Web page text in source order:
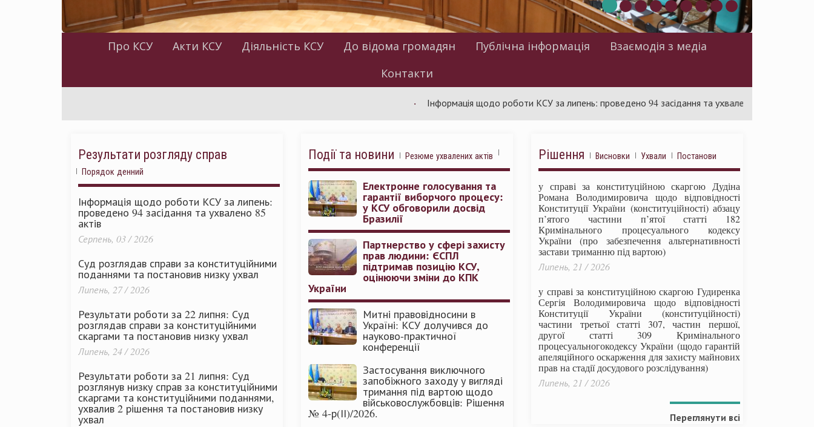
Про КСУ Акти КСУ Діяльність КСУ До відома громадян Публічна інформація
Взаємодія з медіа
Контакти
Інформація щодо роботи КСУ за липень: проведено 94 засідання та ухвалено 85 актів
Результати розгляду справ
Порядок денний
Інформація щодо роботи КСУ за липень:
проведено 94 засідання та ухвалено 85
актів
Серпень, 03 / 2026
Суд розглядав справи за конституційними
поданнями та постановив низку ухвал
Липень, 27 / 2026
Результати роботи за 22 липня: Суд
розглядав справи за конституційними
скаргами та постановив низку ухвал
Липень, 24 / 2026
Результати роботи за 21 липня: Суд
розглянув низку справ за конституційними
скаргами та конституційними поданнями,
ухвалив 2 рішення та постановив низку
ухвал
Події та новини Резюме ухвалених актів
Електронне голосування та
гарантії виборчого процесу:
у КСУ обговорили досвід
Бразилії
Партнерство у сфері захисту
прав людини: ЄСПЛ
підтримав позицію КСУ,
оцінюючи зміни до КПК
України
Митні правовідносини в
Україні: КСУ долучився до
науково-практичної
конференції
Застосування виключного
запобіжного заходу у вигляді
тримання під вартою щодо
військовослужбовців: Рішення
№ 4-р(ІІ)/2026.
Рішення Висновки Ухвали Постанови
у справі за конституційною скаргою Дудіна
Романа Володимировича щодо відповідності
Конституції України (конституційності) абзацу
п’ятого частини п’ятої статті 182
Кримінального процесуального кодексу
України (про забезпечення альтернативності
застави триманню під вартою)
Липень, 21 / 2026
у справі за конституційною скаргою Гудиренка
Сергія Володимировича щодо відповідності
Конституції України (конституційності)
частини третьої статті 307, частин першої,
другої статті 309 Кримінального
процесуальногокодексу України (щодо гарантій
апеляційного оскарження для захисту майнових
прав на стадії досудового розслідування)
Липень, 21 / 2026
Переглянути всі